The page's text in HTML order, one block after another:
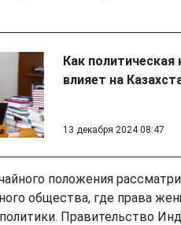
Как
влияет на
13 декабря 2024 08:47
положения
общества, где права
Правительство